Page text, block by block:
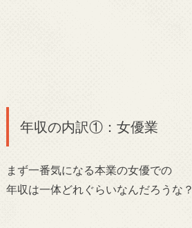
年収の内訳①：女優業
まず一番気になる本業の女優での
年収は一体どれぐらいなんだろうな？